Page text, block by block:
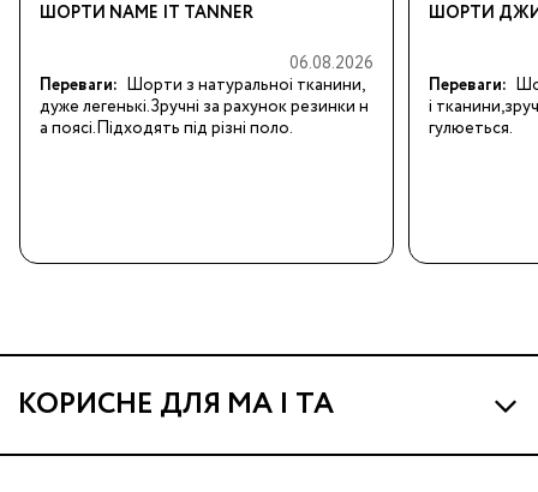
ШОРТИ NAME IT TANNER
06.08.2026
Переваги: Шорти з натуральноi тканини,
дуже легенькi.Зручнi за рахунок резинки н
а поясi.Пiдходять пiд рiзнi поло.
ШОРТИ
Переваги:
i
гулюеться.
КОРИСНЕ ДЛЯ МА І ТА
Про МА та Маминих Асистентів